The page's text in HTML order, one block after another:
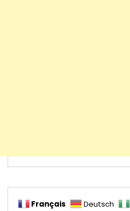
Français Deutsch